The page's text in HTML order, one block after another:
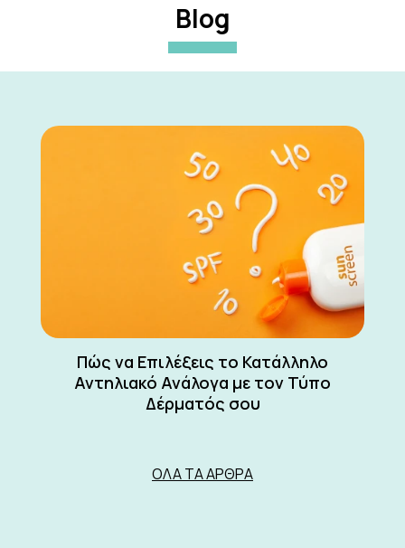
Blog
Πώς να Επιλέξεις το Κατάλληλο
Αντηλιακό Ανάλογα με τον Τύπο
Δέρματός σου
ΌΛΑ ΤΑ ΆΡΘΡΑ